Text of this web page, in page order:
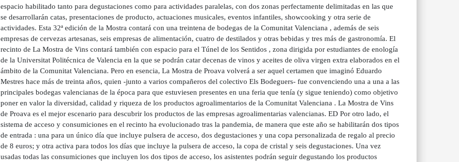
espacio habilitado tanto para degustaciones como para actividades paralelas, con dos zonas perfectamente delimitadas en las que
se desarrollarán catas, presentaciones de producto, actuaciones musicales, eventos infantiles, showcooking y otra serie de
actividades. Esta 32ª edición de la Mostra contará con una treintena de bodegas de la Comunitat Valenciana , además de seis
empresas de cervezas artesanas, seis empresas de alimentación, cuatro de destilados y otras bebidas y tres más de gastronomía. El
recinto de La Mostra de Vins contará también con espacio para el Túnel de los Sentidos , zona dirigida por estudiantes de enología
de la Universitat Politécnica de Valencia en la que se podrán catar decenas de vinos y aceites de oliva virgen extra elaborados en el
ámbito de la Comunitat Valenciana. Pero en esencia, La Mostra de Proava volverá a ser aquel certamen que imaginó Eduardo
Mestres hace más de treinta años, quien -junto a varios compañeros del colectivo Els Bodeguers- fue convenciendo una a una a las
principales bodegas valencianas de la época para que estuviesen presentes en una feria que tenía (y sigue teniendo) como objetivo
poner en valor la diversidad, calidad y riqueza de los productos agroalimentarios de la Comunitat Valenciana . La Mostra de Vins
de Proava es el mejor escenario para descubrir los productos de las empresas agroalimentarias valencianas. ED Por otro lado, el
sistema de acceso y consumiciones en el recinto ha evolucionado tras la pandemia, de manera que este año se habilitarán dos tipos
de entrada : una para un único día que incluye pulsera de acceso, dos degustaciones y una copa personalizada de regalo al precio
de 8 euros; y otra activa para todos los días que incluye la pulsera de acceso, la copa de cristal y seis degustaciones. Una vez
usadas todas las consumiciones que incluyen los dos tipos de acceso, los asistentes podrán seguir degustando los productos